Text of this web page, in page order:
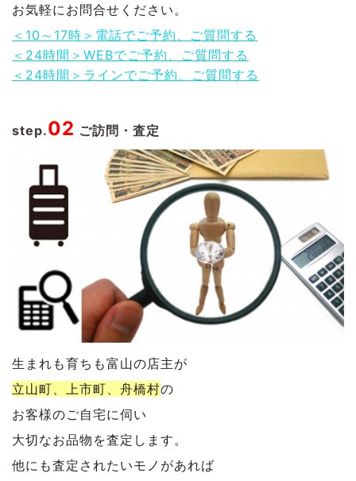
お気軽にお問合せください。
＜10～17時＞電話でご予約、ご質問する
＜24時間＞WEBでご予約、ご質問する
＜24時間＞ラインでご予約、ご質問する
step.02 ご訪問・査定
生まれも育ちも富山の店主が
立山町、上市町、舟橋村の
お客様のご自宅に伺い
大切なお品物を査定します。
他にも査定されたいモノがあれば